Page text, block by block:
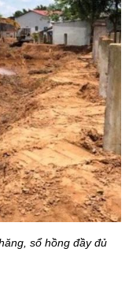
sổ hồng đầy đủ